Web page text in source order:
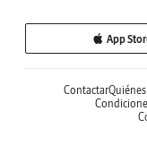
App
Contactar